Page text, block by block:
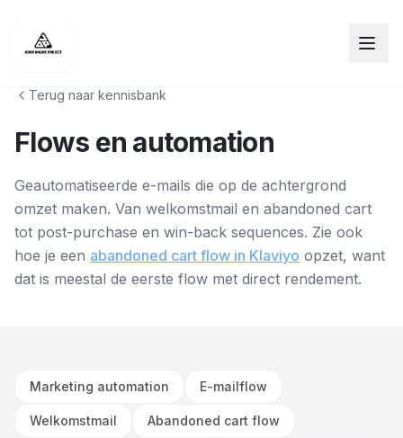
Terug naar kennisbank
Flows en automation
Geautomatiseerde e-mails die op de achtergrond
omzet maken. Van welkomstmail en abandoned cart
tot post-purchase en win-back sequences. Zie ook
hoe je een abandoned cart flow in Klaviyo opzet, want
dat is meestal de eerste flow met direct rendement.
Marketing automation E-mailflow
Welkomstmail Abandoned cart flow